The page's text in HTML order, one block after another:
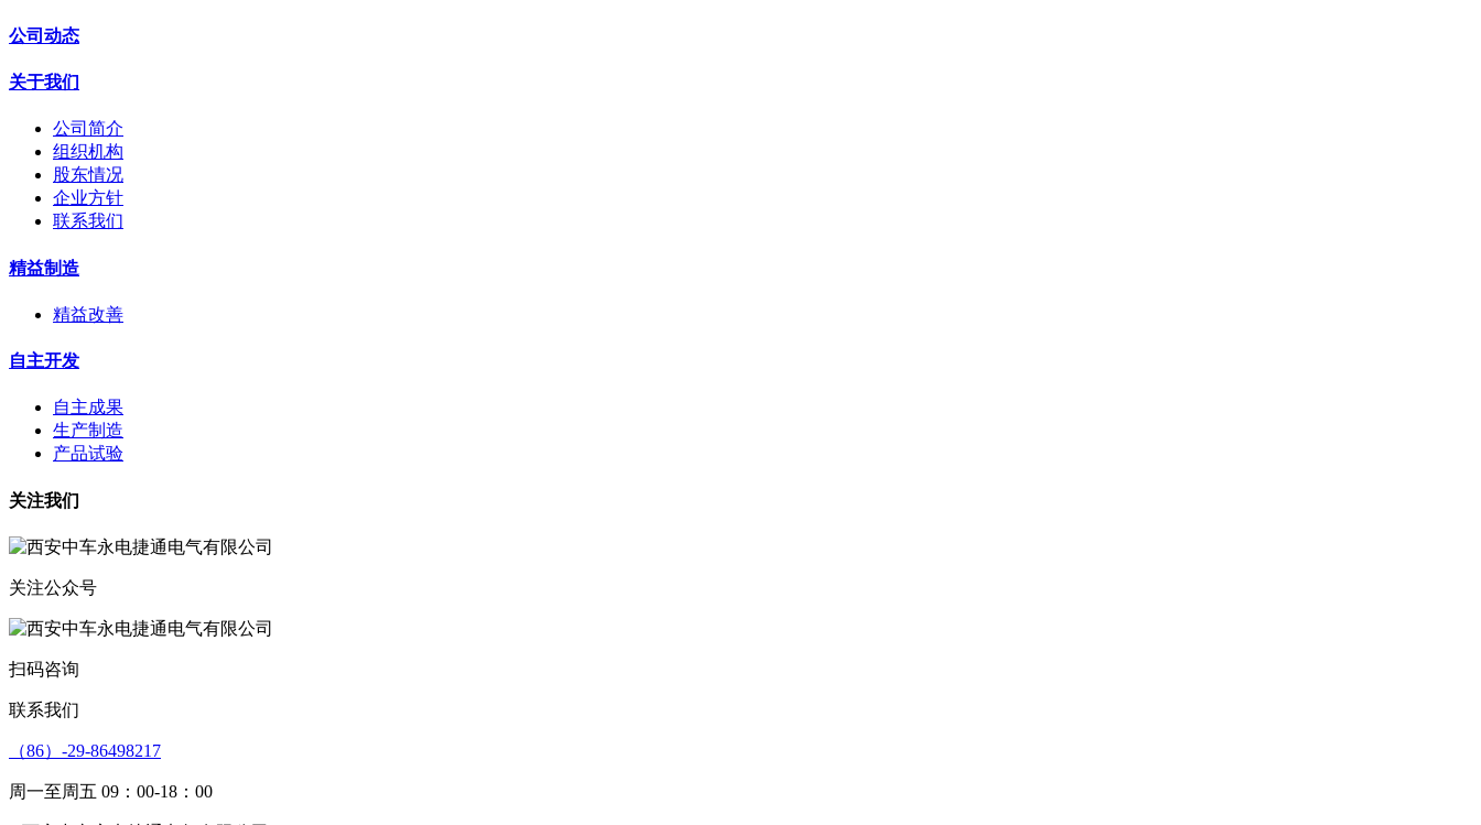
公司动态
关于我们
公司简介
组织机构
股东情况
企业方针
联系我们
精益制造
精益改善
自主开发
自主成果
生产制造
产品试验
关注我们
关注公众号
扫码咨询
联系我们
（86）-29-86498217
周一至周五 09：00-18：00